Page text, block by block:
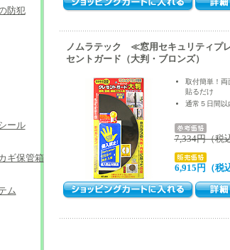
ノムラテック ≪窓用セキュリティプ
セントガード（大判・ブロンズ）
取付簡単！両
貼るだけ
通常５日間以
7,334円（税
6,915円（税
防犯
ール
ギ保管箱
ム